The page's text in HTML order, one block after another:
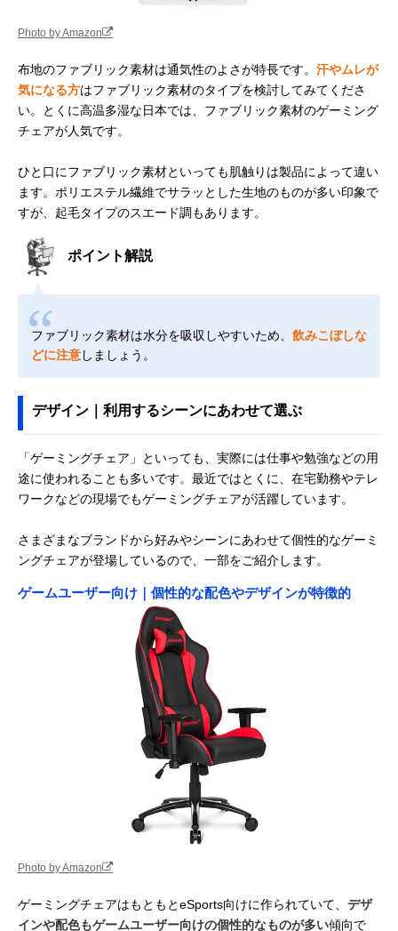
Photo by Amazon
布地のファブリック素材は通気性のよさが特長です。 汗やムレが
気になる方はファブリック素材のタイプを検討してみてくださ
い。とくに高温多湿な日本では、ファブリック素材のゲーミング
チェアが人気です。
ひと口にファブリック素材といっても肌触りは製品によって違い
ます。ポリエステル繊維でサラッとした生地のものが多い印象で
すが、起毛タイプのスエード調もあります。
ポイント解説
ファブリック素材は水分を吸収しやすいため、 飲みこぼしな
どに注意しましょう。
デザイン｜利用するシーンにあわせて選ぶ
「ゲーミングチェア」といっても、実際には仕事や勉強などの用
途に使われることも多いです。最近ではとくに、在宅勤務やテレ
ワークなどの現場でもゲーミングチェアが活躍しています。
さまざまなブランドから好みやシーンにあわせて個性的なゲーミ
ングチェアが登場しているので、一部をご紹介します。
ゲームユーザー向け｜個性的な配色やデザインが特徴的
Photo by Amazon
ゲーミングチェアはもともとeSports向けに作られていて、 デザ
インや配色もゲームユーザー向けの個性的なものが多い傾向で